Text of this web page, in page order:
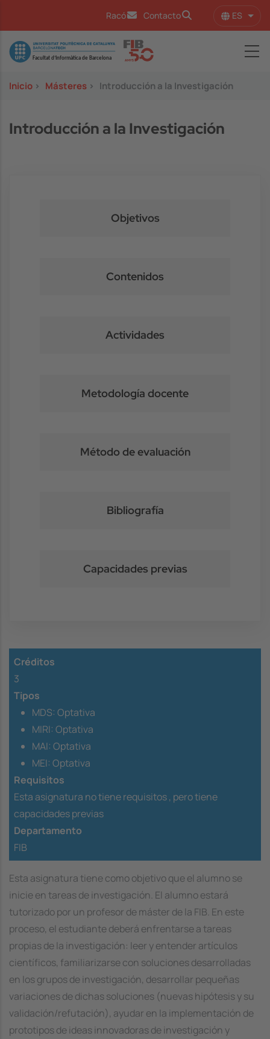
Racó Contacto ES
Image
Inicio > Másteres > Introducción a la Investigación
Introducción a la Investigación
Objetivos
Contenidos
Actividades
Metodología docente
Método de evaluación
Bibliografía
Capacidades previas
Créditos
3
Tipos
MDS: Optativa
MIRI: Optativa
MAI: Optativa
MEI: Optativa
Requisitos
Esta asignatura no tiene requisitos , pero tiene
capacidades previas
Departamento
FIB
Esta asignatura tiene como objetivo que el alumno se
inicie en tareas de investigación. El alumno estará
tutorizado por un profesor de máster de la FIB. En este
proceso, el estudiante deberá enfrentarse a tareas
propias de la investigación: leer y entender artículos
científicos, familiarizarse con soluciones desarrolladas
en los grupos de investigación, desarrollar pequeñas
variaciones de dichas soluciones (nuevas hipótesis y su
validación/refutación), ayudar en la implementación de
prototipos de ideas innovadoras de investigación y